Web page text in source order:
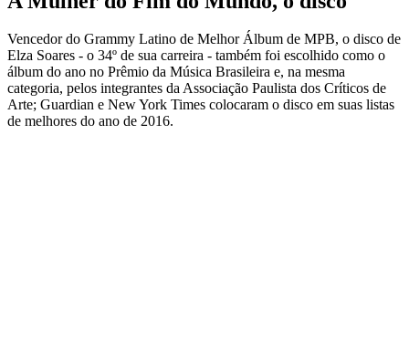
Vencedor do Grammy Latino de Melhor Álbum de MPB, o disco de
Elza Soares - o 34º de sua carreira - também foi escolhido como o
álbum do ano no Prêmio da Música Brasileira e, na mesma
categoria, pelos integrantes da Associação Paulista dos Críticos de
Arte; Guardian e New York Times colocaram o disco em suas listas
de melhores do ano de 2016.